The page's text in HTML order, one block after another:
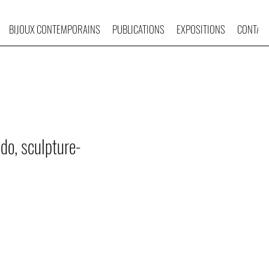
BIJOUX CONTEMPORAINS PUBLICATIONS EXPOSITIONS
sculpture-